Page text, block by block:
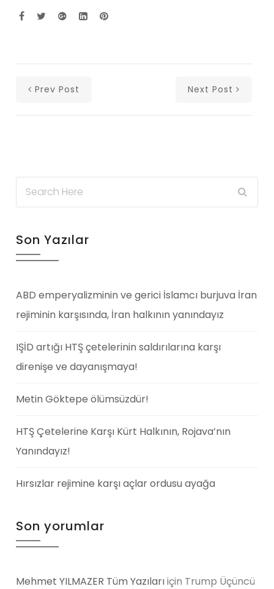
Prev Post Next Post
Son Yazılar
ABD emperyalizminin ve gerici İslamcı burjuva İran
rejiminin karşısında, İran halkının yanındayız
IŞİD artığı HTŞ çetelerinin saldırılarına karşı
direnişe ve dayanışmaya!
Metin Göktepe ölümsüzdür!
HTŞ Çetelerine Karşı Kürt Halkının, Rojava’nın
Yanındayız!
Hırsızlar rejimine karşı açlar ordusu ayağa
Son yorumlar
Mehmet YILMAZER Tüm Yazılarıiçin Trump Üçüncü